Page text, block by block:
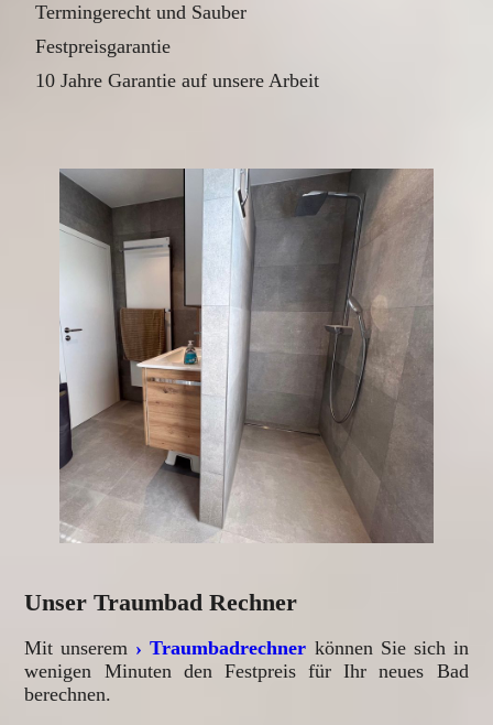
Termingerecht und Sauber
Festpreisgarantie
10 Jahre Garantie auf unsere Arbeit
Unser Traumbad Rechner
Mit unserem › Traumbadrechner können Sie sich in
wenigen Minuten den Festpreis für Ihr neues Bad
berechnen.